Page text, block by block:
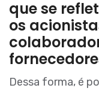
que se
os
Dessa forma, é